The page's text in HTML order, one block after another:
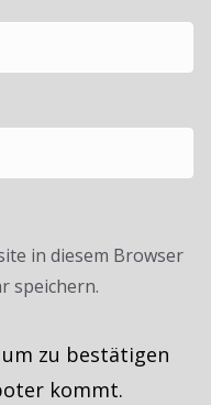
in diesem Browser
speichern.
zu bestätigen
kommt.